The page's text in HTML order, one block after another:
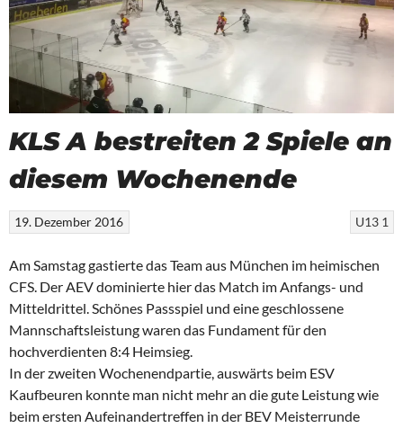
KLS A bestreiten 2 Spiele an
diesem Wochenende
U13 1
19. Dezember 2016
Am Samstag gastierte das Team aus München im heimischen
CFS. Der AEV dominierte hier das Match im Anfangs- und
Mitteldrittel. Schönes Passspiel und eine geschlossene
Mannschaftsleistung waren das Fundament für den
hochverdienten 8:4 Heimsieg.
In der zweiten Wochenendpartie, auswärts beim ESV
Kaufbeuren konnte man nicht mehr an die gute Leistung wie
beim ersten Aufeinandertreffen in der BEV Meisterrunde